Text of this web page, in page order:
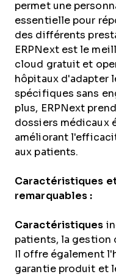
permet une
essentielle pour
des différents
ERPNext est le
cloud gratuit et
hôpitaux d'adapter
spécifiques sans
plus, ERPNext
dossiers médicaux
améliorant
aux patients.
Caractéristiques
remarquables :
Caractéristiques
patients, la gestion
Il offre également
garantie produit et